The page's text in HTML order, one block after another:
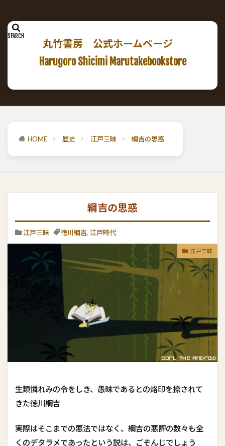
丸竹書房 公式ホームページ
Harugoro Shicimi Marutakebookstore
HOME 歴史 江戸三昧 綱吉の思惑
綱吉の思惑
江戸三昧 徳川綱吉, 江戸時代
江戸三昧
生類憐れみの令をしき、愚昧であるとの烙印を捺されて
きた徳川綱吉
実際はそこまでの悪法ではなく、綱吉の悪評の数々も全
くのデタラメであったという説は、ごぞんじでしょう